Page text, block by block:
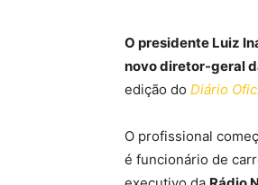
O presidente Luiz
novo diretor-geral
edição do Diário
O profissional
é funcionário de